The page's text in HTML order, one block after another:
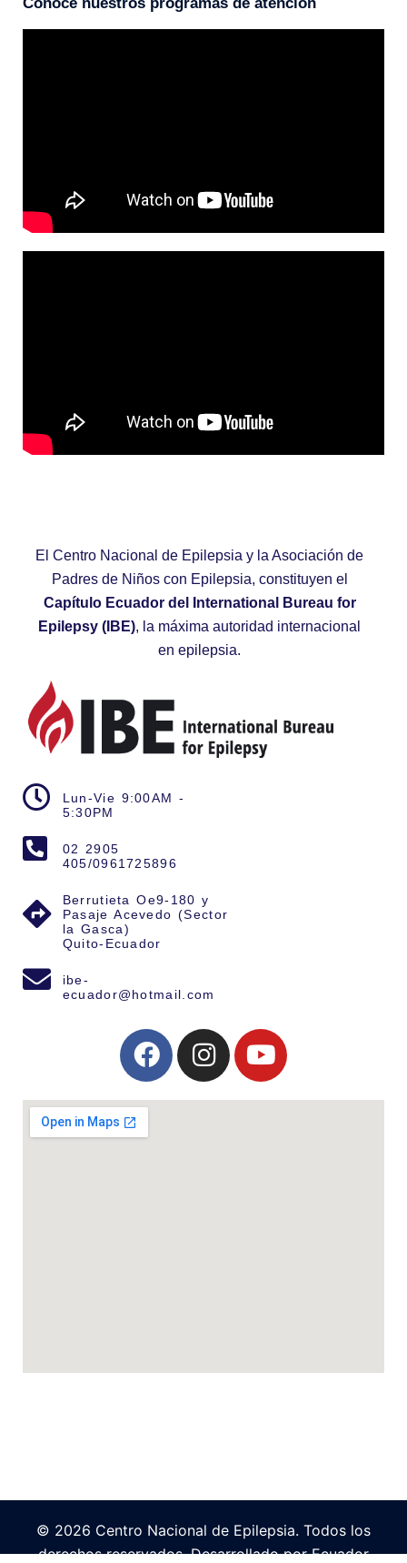
El Centro Nacional de Epilepsia y la Asociación de
Padres de Niños con Epilepsia, constituyen el
Capítulo Ecuador del International Bureau for
Epilepsy (IBE), la máxima autoridad internacional
en epilepsia.
Lun-Vie 9:00AM -
5:30PM
02 2905
405/0961725896
Berrutieta Oe9-180 y
Pasaje Acevedo (Sector
la Gasca)
Quito-Ecuador
ibe-
ecuador@hotmail.com
© 2026 Centro Nacional de Epilepsia. Todos los
derechos reservados. Desarrollado porEcuador